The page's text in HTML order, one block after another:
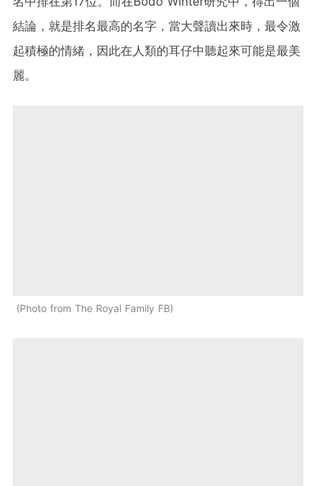
結論，就是排名最高的名字，當大聲讀出來時，最令激
起積極的情緒，因此在人類的耳仔中聽起來可能是最美
麗。
Photo from The Royal Family FB